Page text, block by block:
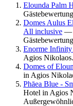
Elounda Palm
Domes Aulus
All inclusive —
Enorme
Agios
Domes of
in Agios
Phāea Blue -
Hotel in Agios